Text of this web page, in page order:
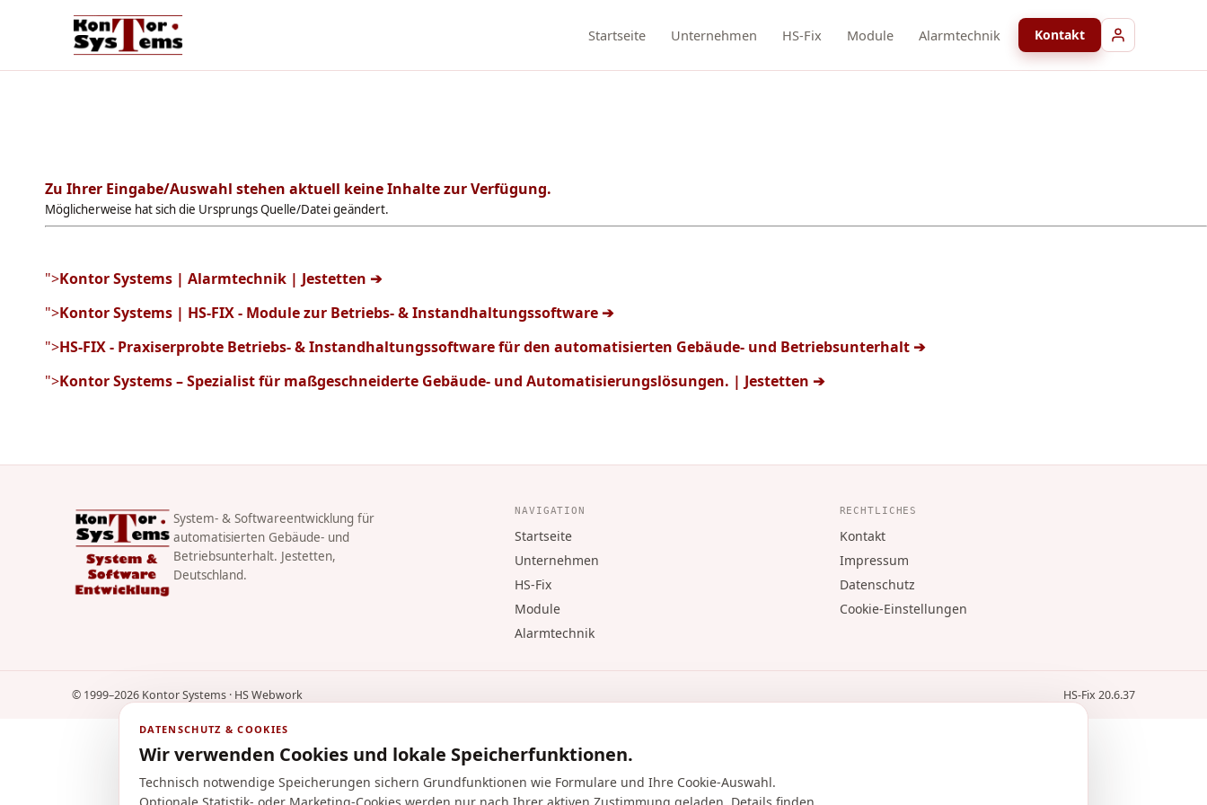
Startseite Unternehmen HS-Fix Module Alarmtechnik Kontakt
Zu Ihrer Eingabe/Auswahl stehen aktuell keine Inhalte zur Verfügung.
Möglicherweise hat sich die Ursprungs Quelle/Datei geändert.
">Kontor Systems | Alarmtechnik | Jestetten ➔
">Kontor Systems | HS-FIX - Module zur Betriebs- & Instandhaltungssoftware ➔
">HS-FIX - Praxiserprobte Betriebs- & Instandhaltungssoftware für den automatisierten Gebäude- und Betriebsunterhalt ➔
">Kontor Systems – Spezialist für maßgeschneiderte Gebäude- und Automatisierungslösungen. | Jestetten ➔
System- & Softwareentwicklung für
automatisierten Gebäude- und
Betriebsunterhalt. Jestetten,
Deutschland.
NAVIGATION
Startseite
Unternehmen
HS-Fix
Module
Alarmtechnik
RECHTLICHES
Kontakt
Impressum
Datenschutz
Cookie-Einstellungen
© 1999–2026 Kontor Systems · HS Webwork HS-Fix 20.6.37
DATENSCHUTZ & COOKIES
Wir verwenden Cookies und lokale Speicherfunktionen.
Technisch notwendige Speicherungen sichern Grundfunktionen wie Formulare und Ihre Cookie-Auswahl.